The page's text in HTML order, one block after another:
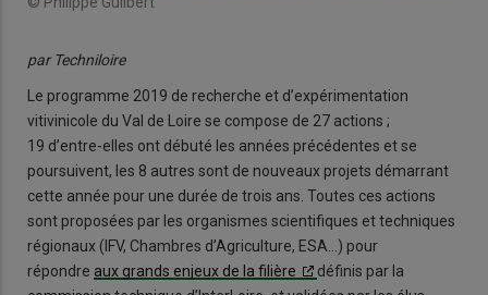
par Techniloire
Le programme 2019 de recherche et d’expérimentation
vitivinicole du Val de Loire se compose de 27 actions ;
19 d’entre-elles ont débuté les années précédentes et se
poursuivent, les 8 autres sont de nouveaux projets démarrant
cette année pour une durée de trois ans. Toutes ces actions
sont proposées par les organismes scientifiques et techniques
régionaux (IFV, Chambres d’Agriculture, ESA…) pour
répondre aux grands enjeux de la filière
définis par la